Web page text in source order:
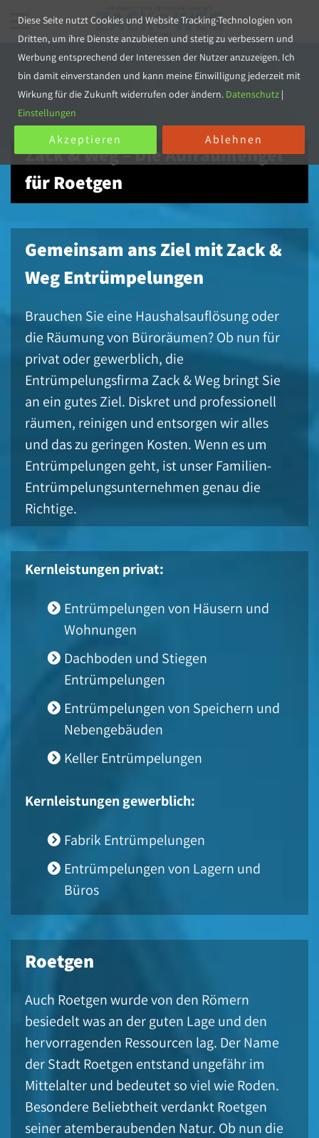
Zack & Weg – Die Aufräumengel
für Roetgen
Gemeinsam ans Ziel mit Zack &
Weg Entrümpelungen
Brauchen Sie eine Haushalsauflösung oder
die Räumung von Büroräumen? Ob nun für
privat oder gewerblich, die
Entrümpelungsfirma Zack & Weg bringt Sie
an ein gutes Ziel. Diskret und professionell
räumen, reinigen und entsorgen wir alles
und das zu geringen Kosten. Wenn es um
Entrümpelungen geht, ist unser Familien-
Entrümpelungsunternehmen genau die
Richtige.
Kernleistungen privat:
Entrümpelungen von Häusern und
Wohnungen
Dachboden und Stiegen
Entrümpelungen
Entrümpelungen von Speichern und
Nebengebäuden
Keller Entrümpelungen
Kernleistungen gewerblich:
Fabrik Entrümpelungen
Entrümpelungen von Lagern und
Büros
Roetgen
Auch Roetgen wurde von den Römern
besiedelt was an der guten Lage und den
hervorragenden Ressourcen lag. Der Name
der Stadt Roetgen entstand ungefähr im
Mittelalter und bedeutet so viel wie Roden.
Besondere Beliebtheit verdankt Roetgen
seiner atemberaubenden Natur. Ob nun die
Diese Seite nutzt Cookies und Website Tracking-Technologien von
Dritten, um ihre Dienste anzubieten und stetig zu verbessern und
Werbung entsprechend der Interessen der Nutzer anzuzeigen. Ich
bin damit einverstanden und kann meine Einwilligung jederzeit mit
Wirkung für die Zukunft widerrufen oder ändern. Datenschutz |
Einstellungen
Akzeptieren Ablehnen